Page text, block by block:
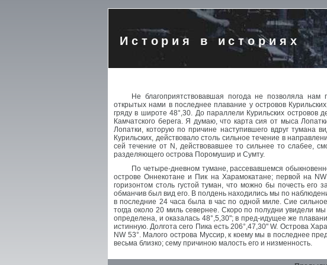
История в историях
Не благоприятствовавшая погода не позволяла
открытых нами в последнее плавание у островов
гряду в широте 48°,30. До параллели Курильских островов
Камчатского берега. Я думаю, что карта сия от мыса
Лопатки, которую по причине наступившего вдруг тумана
Курильских, действовало столь сильное течение в
сей течение от N, действовавшее то сильнее то слабее,
разделяющего острова Поромушир и Сумту.
По четыре-дневном тумане, рассевавшемся
острове Оннекотане и Пик на Харамокатане; первой на
горизонтом столь густой туман, что можно бы почесть
обманчив был вид его. В полдень находились мы по
в последние 24 часа была в час по одной миле. Сие
тогда около 20 миль севернее. Скоро по полудни увидели
определена, и оказалась 48°,5,30"; в пред-идущее же
истинную. Долгота сего Пика есть 206°,47,30" W. Острова
NW 53°. Малого острова Муссир, к коему мы в последнее
весьма близко; сему причиною малость его и низменность.